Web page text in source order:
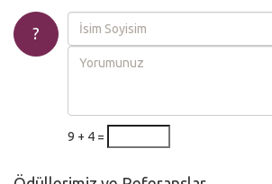
?
9 + 4 =